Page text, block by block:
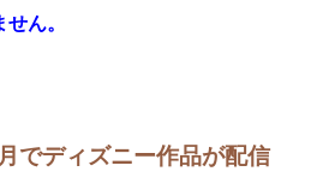
ん。
でディズニー作品が配信